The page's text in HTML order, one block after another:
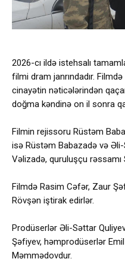
2026-cı ildə istehsalı
filmi dram janrındadır.
cinayətin nəticələrindən
doğma kəndinə on il sonra
Filmin rejissoru Rüstəm
isə Rüstəm Babazadə və
Vəlizadə, quruluşçu rəssamı
Filmdə Rasim Cəfər, Zaur
Rövşən iştirak edirlər.
Prodüserlər Əli-Səttar
Şəfiyev, həmprodüserlər
Məmmədovdur.